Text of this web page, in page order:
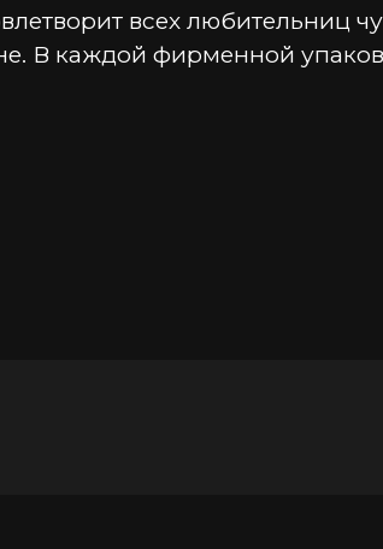
всех любительниц
В каждой фирменной